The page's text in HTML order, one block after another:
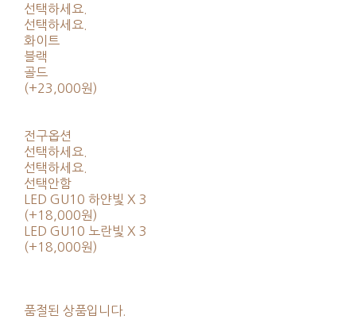
선택하세요.
선택하세요.
화이트
블랙
골드
(+23,000원)
전구옵션
선택하세요.
선택하세요.
선택안함
LED GU10 하얀빛 X 3
(+18,000원)
LED GU10 노란빛 X 3
(+18,000원)
품절된 상품입니다.